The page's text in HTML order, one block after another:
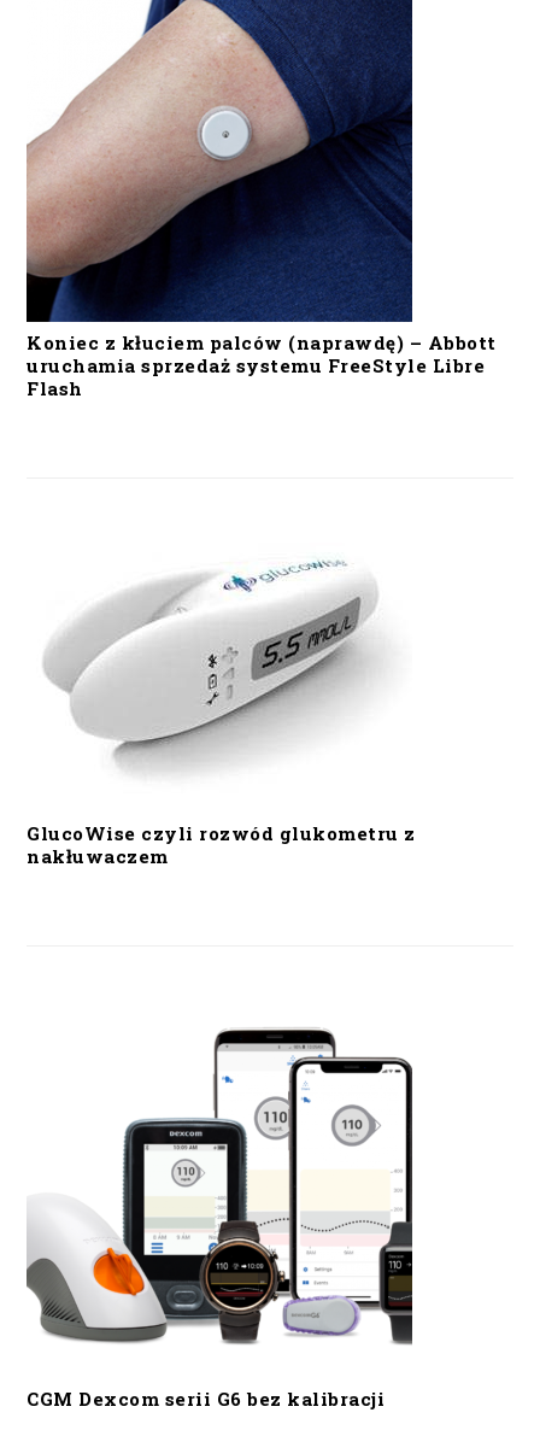
Koniec z kłuciem palców (naprawdę) – Abbott
uruchamia sprzedaż systemu FreeStyle Libre
Flash
GlucoWise czyli rozwód glukometru z
nakłuwaczem
CGM Dexcom serii G6 bez kalibracji